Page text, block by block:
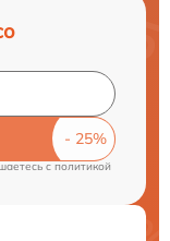
cполитикой